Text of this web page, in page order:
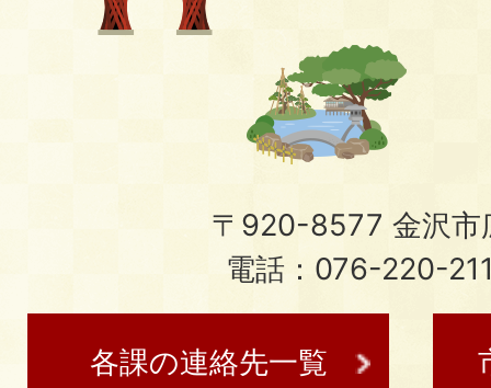
〒920-8577 金沢市
電話：076-220-
各課の連絡先一覧